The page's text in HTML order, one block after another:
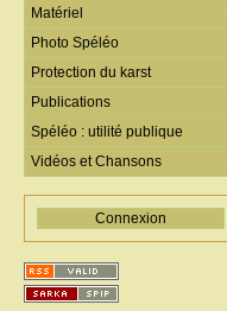
Matériel
Photo Spéléo
Protection du karst
Publications
Spéléo : utilité publique
Vidéos et Chansons
Connexion